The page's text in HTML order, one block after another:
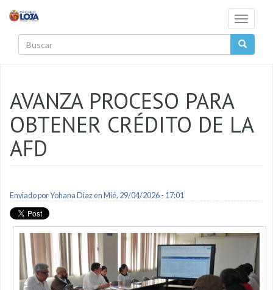
Toggle
AVANZA PROCESO PARA
OBTENER CRÉDITO DE LA
AFD
Enviado porYohana Diazen Mié, 29/04/2026 - 17:01